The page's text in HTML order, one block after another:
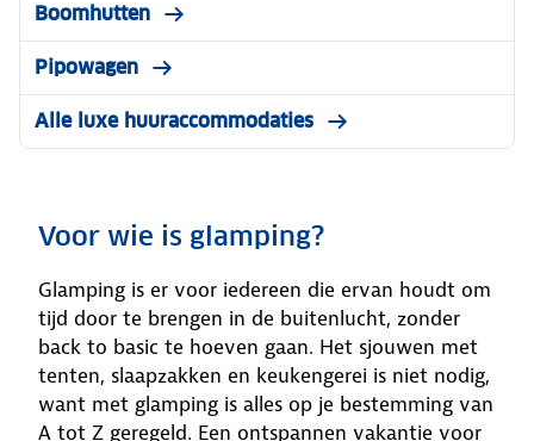
Boomhutten
Pipowagen
Alle luxe huuraccommodaties
Voor wie is glamping?
Glamping is er voor iedereen die ervan houdt om
tijd door te brengen in de buitenlucht, zonder
back to basic te hoeven gaan. Het sjouwen met
tenten, slaapzakken en keukengerei is niet nodig,
want met glamping is alles op je bestemming van
A tot Z geregeld. Een ontspannen vakantie voor